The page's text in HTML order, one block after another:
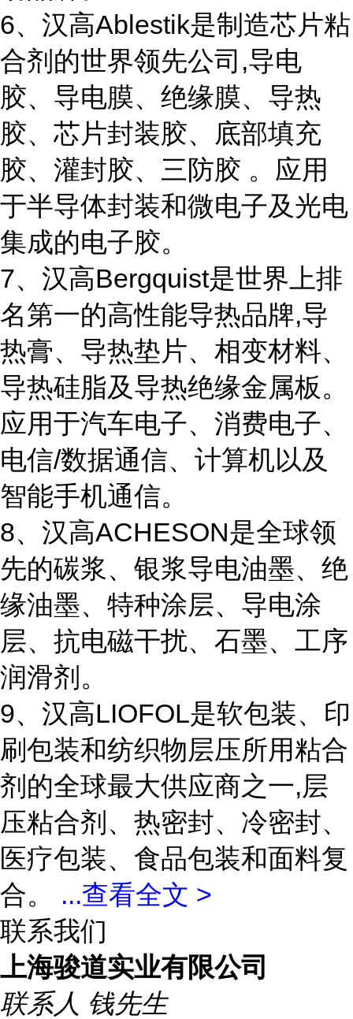
6、汉高Ablestik是制造芯片粘
合剂的世界领先公司,导电
胶、导电膜、绝缘膜、导热
胶、芯片封装胶、底部填充
胶、灌封胶、三防胶 。应用
于半导体封装和微电子及光电
集成的电子胶。
7、汉高Bergquist是世界上排
名第一的高性能导热品牌,导
热膏、导热垫片、相变材料、
导热硅脂及导热绝缘金属板。
应用于汽车电子、消费电子、
电信/数据通信、计算机以及
智能手机通信。
8、汉高ACHESON是全球领
先的碳浆、银浆导电油墨、绝
缘油墨、特种涂层、导电涂
层、抗电磁干扰、石墨、工序
润滑剂。
9、汉高LIOFOL是软包装、印
刷包装和纺织物层压所用粘合
剂的全球最大供应商之一,层
压粘合剂、热密封、冷密封、
医疗包装、食品包装和面料复
合。 ...查看全文 >
联系我们
上海骏道实业有限公司
联系人 钱先生